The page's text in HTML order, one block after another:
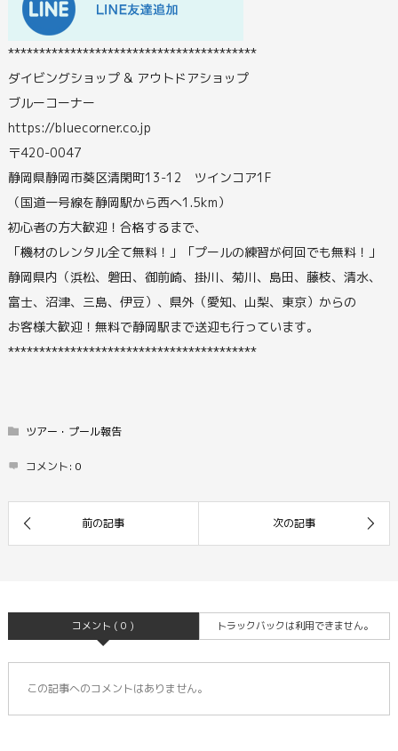
****************************************
ダイビングショップ & アウトドアショップ
ブルーコーナー
https://bluecorner.co.jp
〒420-0047
静岡県静岡市葵区清閑町13-12 ツインコア1F
（国道一号線を静岡駅から西へ1.5km）
初心者の方大歓迎！合格するまで、
「機材のレンタル全て無料！」「プールの練習が何回でも無料！」
静岡県内（浜松、磐田、御前崎、掛川、菊川、島田、藤枝、清水、
富士、沼津、三島、伊豆）、県外（愛知、山梨、東京）からの
お客様大歓迎！無料で静岡駅まで送迎も行っています。
****************************************
ツアー・プール報告
コメント: 0
コメント ( 0 ) トラックバックは利用できません。
この記事へのコメントはありません。